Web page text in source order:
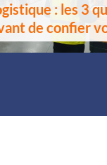
: les 3
de confier